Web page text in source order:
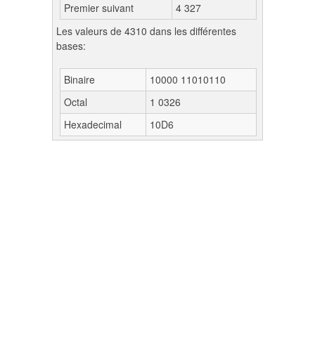
Premier suivant
4 327
Les valeurs de 4310 dans les différentes
bases:
Binaire
10000 11010110
Octal
1 0326
Hexadecimal
10D6